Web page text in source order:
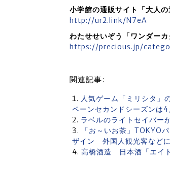
小学館の通販サイト「大人の
http://ur2.link/N7eA
わたせせいぞう「ワンダーカ
https://precious.jp/
関連記事:
人気ゲーム「ミリシタ」
ペーンセカンドシーズンは4
ラベルのライトセイバー
「お～いお茶」TOKYO
ザイン 外国人観光客など
高橋酒造 日本酒「エイ